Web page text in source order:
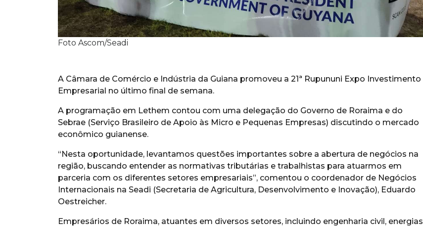
Foto Ascom/Seadi
A Câmara de Comércio e Indústria da Guiana promoveu a 21ª Rupununi Expo Investimento
Empresarial no último final de semana.
A programação em Lethem contou com uma delegação do Governo de Roraima e do
Sebrae (Serviço Brasileiro de Apoio às Micro e Pequenas Empresas) discutindo o mercado
econômico guianense.
“Nesta oportunidade, levantamos questões importantes sobre a abertura de negócios na
região, buscando entender as normativas tributárias e trabalhistas para atuarmos em
parceria com os diferentes setores empresariais”, comentou o coordenador de Negócios
Internacionais na Seadi (Secretaria de Agricultura, Desenvolvimento e Inovação), Eduardo
Oestreicher.
Empresários de Roraima, atuantes em diversos setores, incluindo engenharia civil, energias